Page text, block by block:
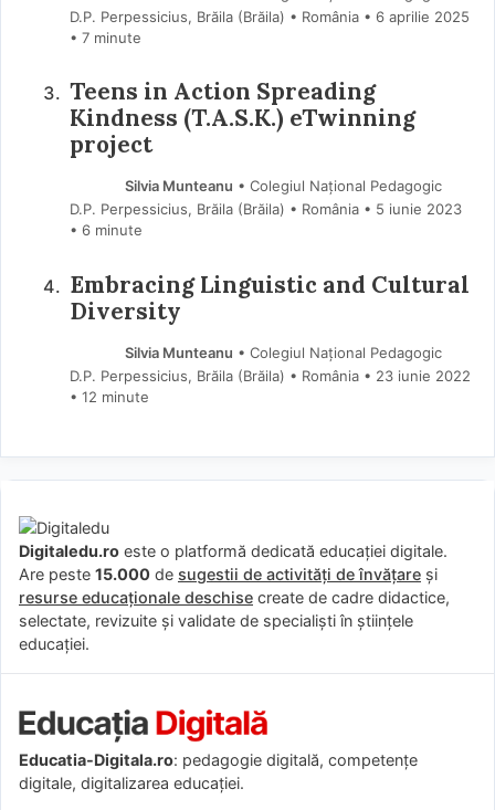
D.P. Perpessicius, Brăila (Brăila) • România
6 aprilie 2025
• 7 minute
Teens in Action Spreading
Kindness (T.A.S.K.) eTwinning
project
Silvia Munteanu • Colegiul Național Pedagogic
D.P. Perpessicius, Brăila (Brăila) • România
5 iunie 2023
• 6 minute
Embracing Linguistic and Cultural
Diversity
Silvia Munteanu • Colegiul Național Pedagogic
D.P. Perpessicius, Brăila (Brăila) • România
23 iunie 2022
• 12 minute
Digitaledu.ro este o platformă dedicată educației digitale.
Are peste 15.000 de sugestii de activități de învățare și
resurse educaționale deschise create de cadre didactice,
selectate, revizuite și validate de specialiști în științele
educației.
Educatia-Digitala.ro: pedagogie digitală, competențe
digitale, digitalizarea educației.